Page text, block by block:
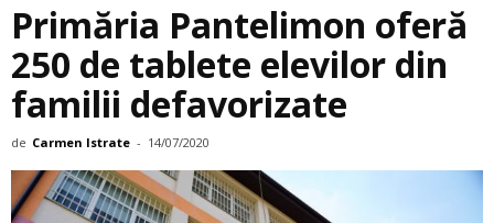
Primăria Pantelimon oferă
250 de tablete elevilor din
familii defavorizate
de Carmen Istrate - 14/07/2020